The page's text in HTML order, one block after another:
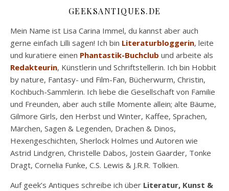
GEEKSANTIQUES.DE
Mein Name ist Lisa Carina Immel, du kannst aber auch
gerne einfach Lilli sagen! Ich bin Literaturbloggerin, leite
und kuratiere einen Phantastik-Buchclub und arbeite als
Redakteurin, Künstlerin und Schriftstellerin. Ich bin Hobbit
by nature, Fantasy- und Film-Fan, Bücherwurm, Christin,
Kochbuch-Sammlerin. Ich liebe die Gesellschaft von Familie
und Freunden, aber auch stille Momente allein; alte Bäume,
Gilmore Girls, den Herbst und Winter, Kaffee, Sprachen,
Märchen, Sagen & Legenden, Drachen & Dinos,
Hexengeschichten, Sherlock Holmes und Autoren wie
Astrid Lindgren, Christelle Dabos, Jostein Gaarder, Tonke
Dragt, Cornelia Funke, C.S. Lewis & J.R.R. Tolkien.
Auf geek’s Antiques schreibe ich über Literatur, Kunst &